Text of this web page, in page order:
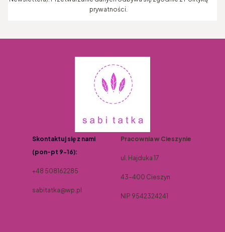
prywatności.
Skontaktuj się z nami
(pon-pt 9-16):
+48 508162285
sabitatka@wp.pl
Pracownia w Cieszynie
ul. Hajduka 17
43-400 Cieszyn
NIP 9542324241